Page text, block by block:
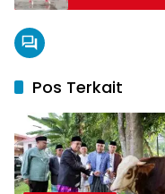
Pos Terkait